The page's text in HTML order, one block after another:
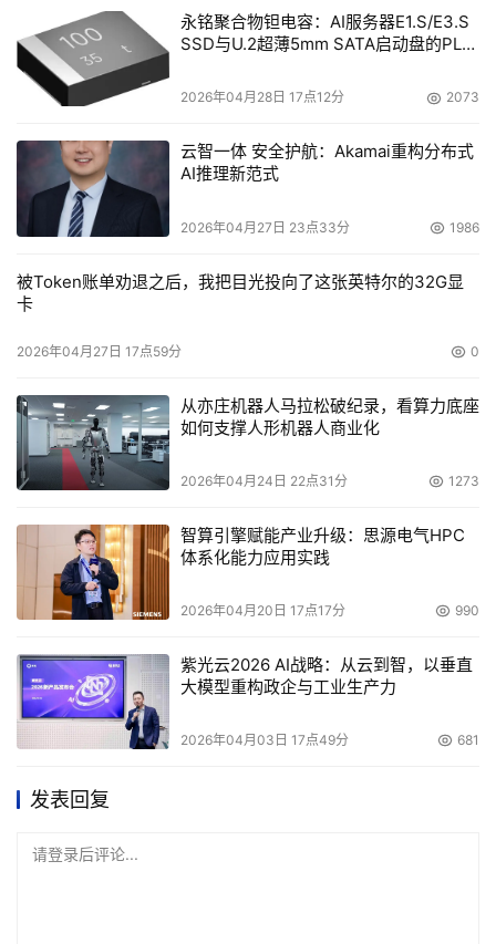
永铭聚合物钽电容：AI服务器E1.S/E3.S
SSD与U.2超薄5mm SATA启动盘的PLP
2026年04月28日 17点12分 2073
云智一体 安全护航：Akamai重构分布式
AI推理新范式
2026年04月27日 23点33分 1986
被Token账单劝退之后，我把目光投向了这张英特尔的32G显
卡
2026年04月27日 17点59分 0
从亦庄机器人马拉松破纪录，看算力底座
如何支撑人形机器人商业化
2026年04月24日 22点31分 1273
智算引擎赋能产业升级：思源电气HPC
体系化能力应用实践
2026年04月20日 17点17分 990
紫光云2026 AI战略：从云到智，以垂直
大模型重构政企与工业生产力
2026年04月03日 17点49分 681
发表回复
请登录后评论...